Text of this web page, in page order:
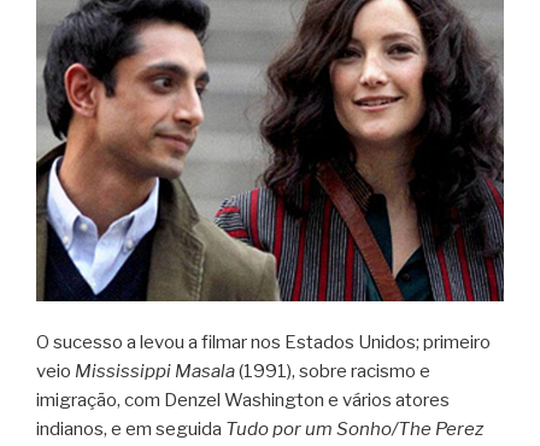
O sucesso a levou a filmar nos Estados Unidos; primeiro
veio Mississippi Masala(1991), sobre racismo e
imigração, com Denzel Washington e vários atores
indianos, e em seguida Tudo por um Sonho/The Perez